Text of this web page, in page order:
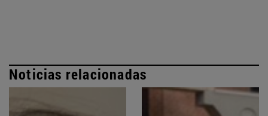
Noticias relacionadas